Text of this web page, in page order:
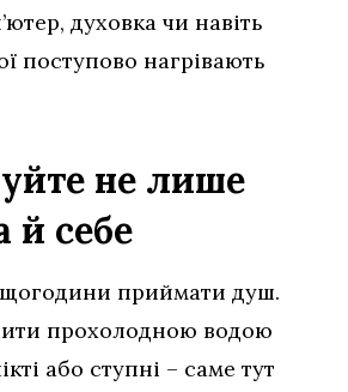
духовка чи навіть
поступово нагрівають
не лише
й себе
щогодини приймати душ.
прохолодною водою
або ступні – саме тут